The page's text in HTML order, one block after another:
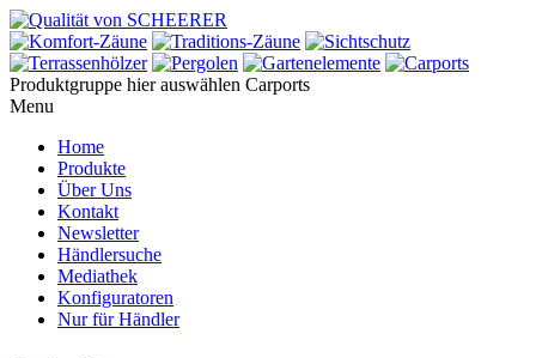
Produktgruppe hier auswählen Carports
Menu
Home
Produkte
Über Uns
Kontakt
Newsletter
Händlersuche
Mediathek
Konfiguratoren
Nur für Händler